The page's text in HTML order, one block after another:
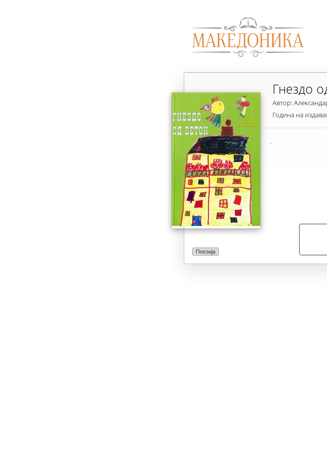
Поезија
Гнездо
Автор:
Година на
.